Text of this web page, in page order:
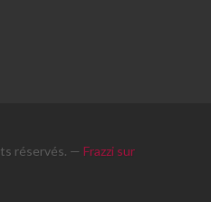
réservés. — Frazzi sur